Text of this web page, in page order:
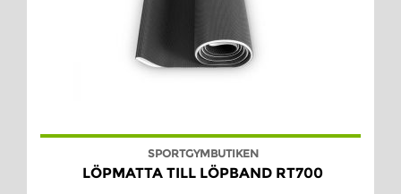
SPORTGYMBUTIKEN
LÖPMATTA TILL LÖPBAND RT700